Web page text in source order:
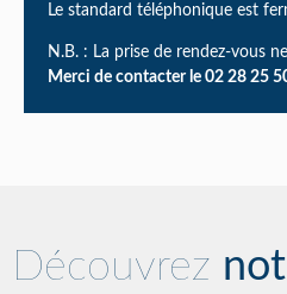
Le standard téléphonique est
N.B. : La prise de rendez-vous
Merci de contacter le 02 28 25
Découvrez